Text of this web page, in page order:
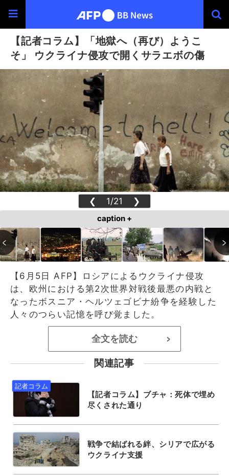
【記者コラム】「地獄へ（再び）ようこ
そ」 ウクライナ侵攻で開くサラエボの傷
❮ 1/21 ❯
caption +
【6月5日 AFP】ロシアによるウクライナ侵攻
は、欧州における第2次世界対戦後最悪の内戦と
なったボスニア・ヘルツェゴビナ紛争を経験した
人々のつらい記憶を呼び覚ました。
全文を読む >
関連記事
【記者コラム】ブチャ：死体で埋め
尽くされた通り
戦争で結ばれる絆、シリアで広がる
ウクライナ支援